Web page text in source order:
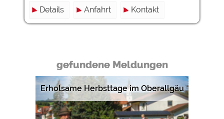
Details Anfahrt Kontakt
gefundene Meldungen
Erholsame Herbsttage im Oberallgäu
Google reCAPTCHA (Formulare) https://policies.google.com/privacy
Google Analytics https://policies.google.com/privacy
Marketing
Google Ads
https://policies.google.com/privacy